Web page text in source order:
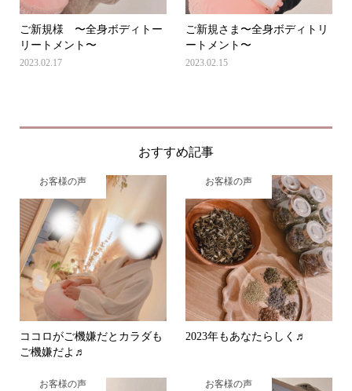
ご新規様 〜全身ボディトー
リートメント〜
2023.02.17
ご新規さま〜全身ボディトリ
ートメント〜
2023.02.15
おすすめ記事
お客様の声
ココロがご機嫌だとカラダも
ご機嫌だよ♬
お客様の声
2023年もあなたらしく♬
お客様の声 お客様の声